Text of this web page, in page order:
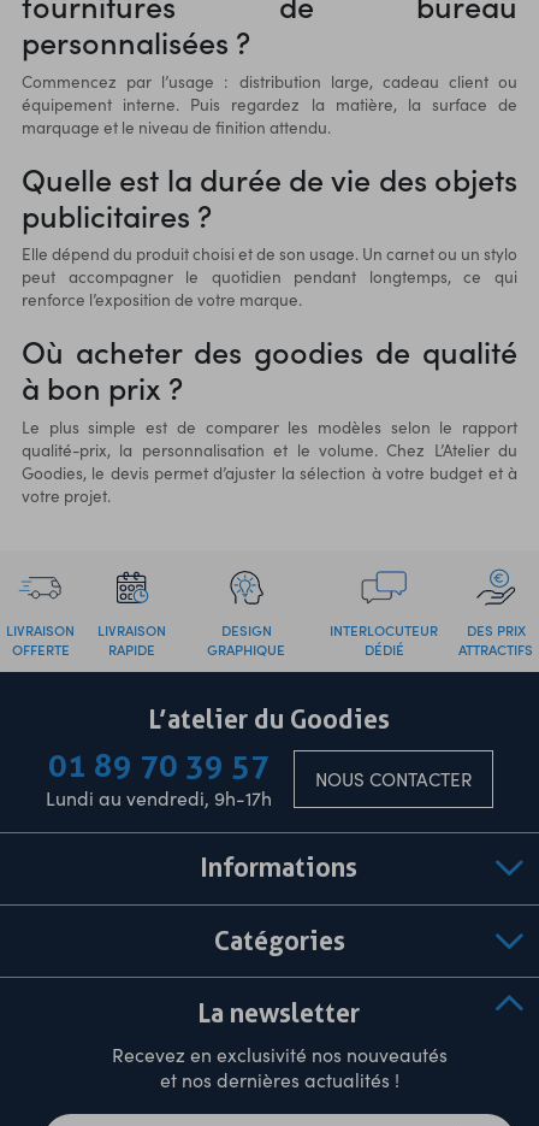
personnalisées ?
Commencez par l’usage : distribution large, cadeau client ou
équipement interne. Puis regardez la matière, la surface de
marquage et le niveau de finition attendu.
Quelle est la durée de vie des objets
publicitaires ?
Elle dépend du produit choisi et de son usage. Un carnet ou un stylo
peut accompagner le quotidien pendant longtemps, ce qui
renforce l’exposition de votre marque.
Où acheter des goodies de qualité
à bon prix ?
Le plus simple est de comparer les modèles selon le rapport
qualité-prix, la personnalisation et le volume. Chez L’Atelier du
Goodies, le devis permet d’ajuster la sélection à votre budget et à
votre projet.
LIVRAISON
OFFERTE
LIVRAISON
RAPIDE
DESIGN
GRAPHIQUE
INTERLOCUTEUR
DÉDIÉ
DES PRIX
ATTRACTIFS
L’atelier du Goodies
01 89 70 39 57
Lundi au vendredi, 9h-17h
NOUS CONTACTER
Informations
Catégories
La newsletter
Recevez en exclusivité nos nouveautés
et nos dernières actualités !